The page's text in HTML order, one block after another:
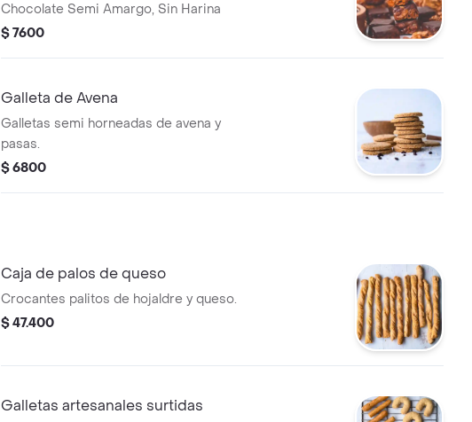
Chocolate Semi Amargo, Sin Harina
$ 7600
Galleta de Avena
Galletas semi horneadas de avena y
pasas.
$ 6800
Caja de palos de queso
Crocantes palitos de hojaldre y queso.
$ 47.400
Galletas artesanales surtidas